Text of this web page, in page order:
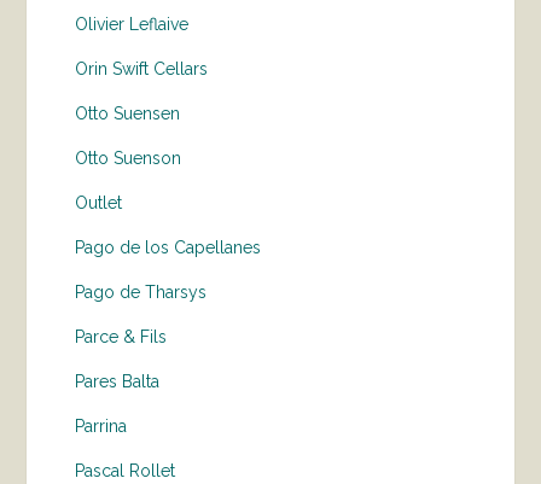
Olivier Leflaive
Orin Swift Cellars
Otto Suensen
Otto Suenson
Outlet
Pago de los Capellanes
Pago de Tharsys
Parce & Fils
Pares Balta
Parrina
Pascal Rollet